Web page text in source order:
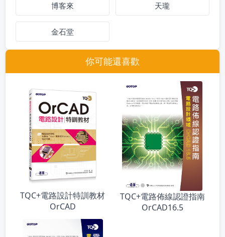
博客來 天瓏
金石堂
你可能還喜歡
TQC+電路設計特訓教材
OrCAD
TQC+電路佈線認證指南
OrCAD16.5